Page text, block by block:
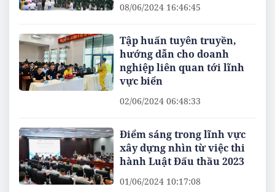
08/06/2024 16:46:45
Tập huấn tuyên truyền,
hướng dẫn cho doanh
nghiệp liên quan tới lĩnh
vực biển
02/06/2024 06:48:33
Điểm sáng trong lĩnh vực
xây dựng nhìn từ việc thi
hành Luật Đấu thầu 2023
01/06/2024 10:17:08